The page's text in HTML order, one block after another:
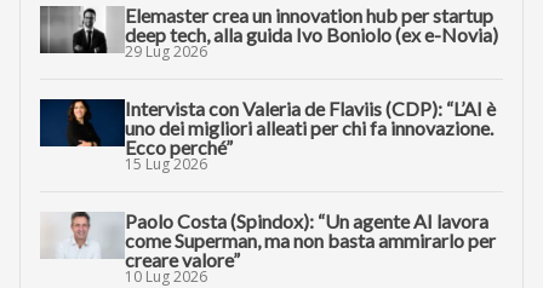
Elemaster crea un innovation hub per startup
deep tech, alla guida Ivo Boniolo (ex e-Novia)
29 Lug 2026
Intervista con Valeria de Flaviis (CDP): “L’AI è
uno dei migliori alleati per chi fa innovazione.
Ecco perché”
15 Lug 2026
Paolo Costa (Spindox): “Un agente AI lavora
come Superman, ma non basta ammirarlo per
creare valore”
10 Lug 2026